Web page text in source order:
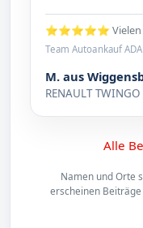
⭐⭐⭐⭐⭐ Vielen
Team Autoankauf
M. aus
RENAULT TWINGO
Alle
Namen und Orte
erscheinen